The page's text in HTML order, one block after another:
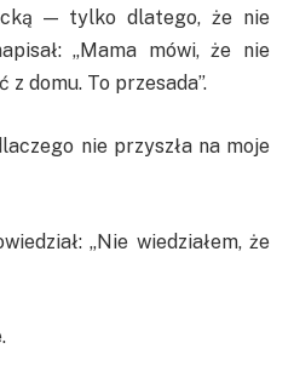
— tylko dlatego, że nie
„Mama mówi, że nie
domu. To przesada”.
nie przyszła na moje
„Nie wiedziałem, że